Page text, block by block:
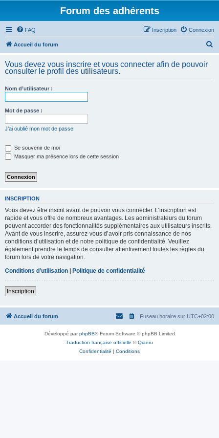
Forum des adhérents
FAQ Connexion
Inscription
Accueil du forum
h
Vous devez vous inscrire et vous connecter afin de pouvoir
consulter le profil des utilisateurs.
Nom d’utilisateur :
Mot de passe :
J’ai oublié mon mot de passe
Se souvenir de moi
Masquer ma présence lors de cette session
INSCRIPTION
Vous devez être inscrit avant de pouvoir vous connecter. L’inscription est
rapide et vous offre de nombreux avantages. Les administrateurs du forum
peuvent accorder des fonctionnalités supplémentaires aux utilisateurs inscrits.
Avant de vous inscrire, assurez-vous d’avoir pris connaissance de nos
conditions d’utilisation et de notre politique de confidentialité. Veuillez
également prendre le temps de consulter attentivement toutes les règles du
forum lors de votre navigation.
Conditions d’utilisation | Politique de confidentialité
Inscription
Accueil du forum Fuseau horaire sur UTC+02:00
Développé parphpBB® Forum Software © phpBB Limited
Traduction française officielle ©Qiaeru
Confidentialité | Conditions